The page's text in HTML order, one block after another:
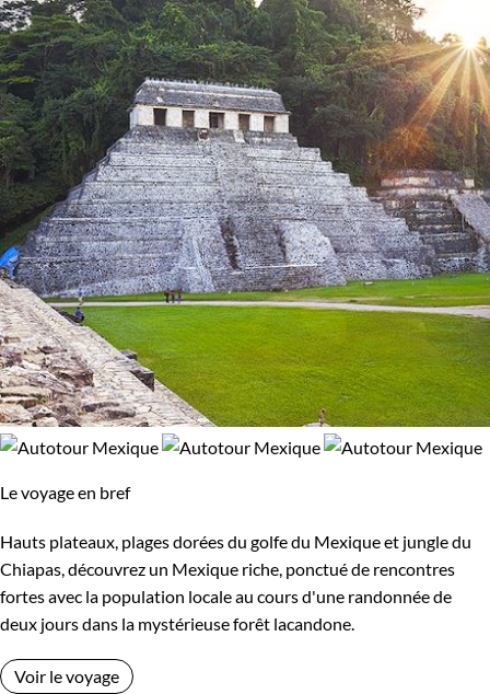
Le voyage en bref
Hauts plateaux, plages dorées du golfe du Mexique et jungle du
Chiapas, découvrez un Mexique riche, ponctué de rencontres
fortes avec la population locale au cours d'une randonnée de
deux jours dans la mystérieuse forêt lacandone.
Voir le voyage